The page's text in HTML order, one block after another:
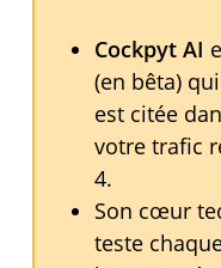
Cockpyt AI
(en bêta)
est citée
votre trafic
4.
Son cœur
teste